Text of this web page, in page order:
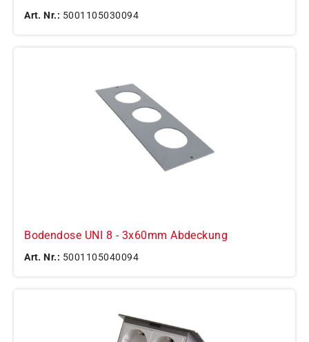
Art. Nr.: 5001105030094
Bodendose UNI 8 - 3x60mm Abdeckung
Art. Nr.: 5001105040094